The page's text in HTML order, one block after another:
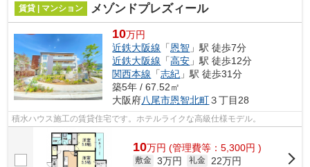
賃貸 | マンション メゾンドプレズィール
10万円
近鉄大阪線 「恩智 」駅 徒歩7分
近鉄大阪線 「高安 」駅 徒歩12分
関西本線 「志紀 」駅 徒歩31分
築5年 / 67.52㎡
大阪府八尾市恩智北町３丁目28
積水ハウス施工の賃貸住宅です。ホテルライクな高級仕様モデル。
10万円 (管理費等：5,300円 )
敷金 3万円 礼金
22万円